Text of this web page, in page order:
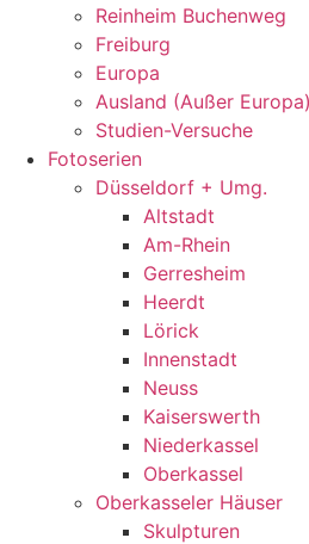
Reinheim Buchenweg
Freiburg
Europa
Ausland (Außer Europa)
Studien-Versuche
Fotoserien
Düsseldorf + Umg.
Altstadt
Am-Rhein
Gerresheim
Heerdt
Lörick
Innenstadt
Neuss
Kaiserswerth
Niederkassel
Oberkassel
Oberkasseler Häuser
Skulpturen